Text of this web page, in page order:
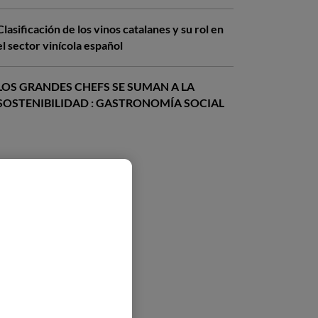
de los vinos catalanes y su rol en
sector vinícola español
GRANDES CHEFS SE SUMAN A LA
: GASTRONOMÍA SOCIAL